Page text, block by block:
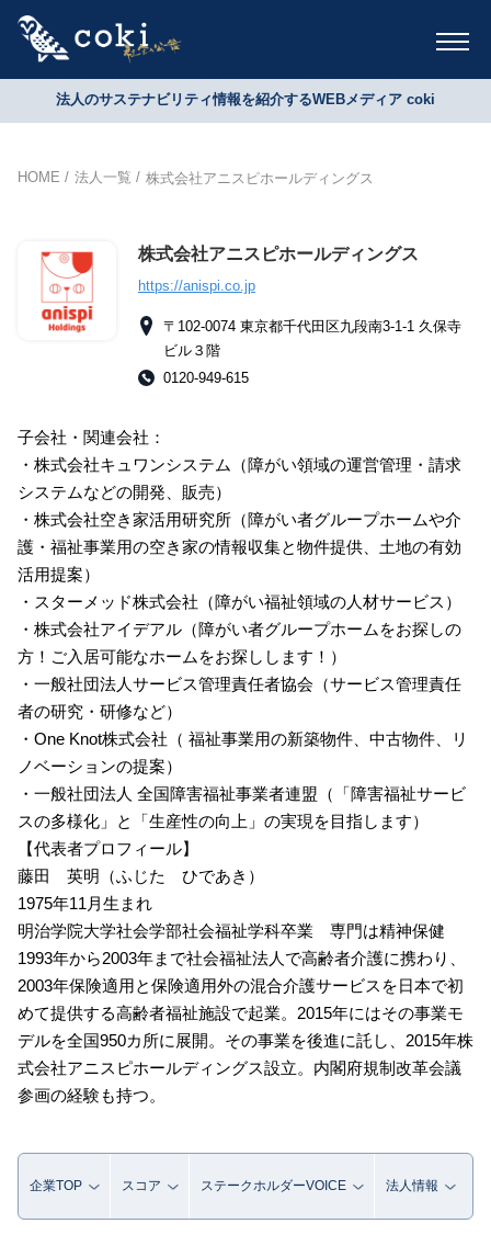
法人のサステナビリティ情報を紹介するWEBメディア coki
HOME 法人一覧 株式会社アニスピホールディングス
株式会社アニスピホールディングス
https://anispi.co.jp
〒102-0074 東京都千代田区九段南3-1-1 久保寺
ビル３階
0120-949-615
子会社・関連会社：
・株式会社キュワンシステム（障がい領域の運営管理・請求
システムなどの開発、販売）
・株式会社空き家活用研究所（障がい者グループホームや介
護・福祉事業用の空き家の情報収集と物件提供、土地の有効
活用提案）
・スターメッド株式会社（障がい福祉領域の人材サービス）
・株式会社アイデアル（障がい者グループホームをお探しの
方！ご入居可能なホームをお探しします！）
・一般社団法人サービス管理責任者協会（サービス管理責任
者の研究・研修など）
・One Knot株式会社（ 福祉事業用の新築物件、中古物件、リ
ノベーションの提案）
・一般社団法人 全国障害福祉事業者連盟（「障害福祉サービ
スの多様化」と「生産性の向上」の実現を目指します）
【代表者プロフィール】
藤田 英明（ふじた ひであき）
1975年11月生まれ
明治学院大学社会学部社会福祉学科卒業 専門は精神保健
1993年から2003年まで社会福祉法人で高齢者介護に携わり、
2003年保険適用と保険適用外の混合介護サービスを日本で初
めて提供する高齢者福祉施設で起業。2015年にはその事業モ
デルを全国950カ所に展開。その事業を後進に託し、2015年株
式会社アニスピホールディングス設立。内閣府規制改革会議
参画の経験も持つ。
企業TOP スコア ステークホルダーVOICE 法人情報